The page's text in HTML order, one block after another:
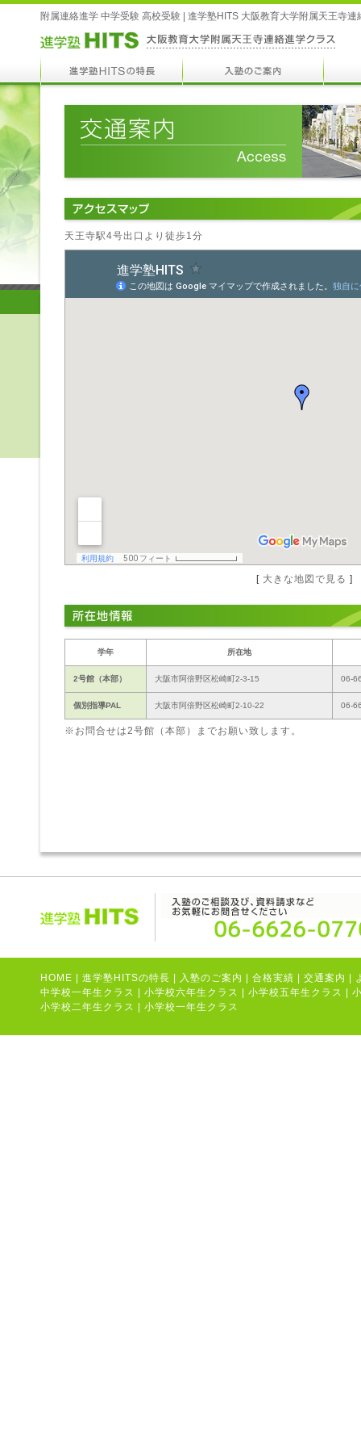
附属連絡進学 中学受験 高校受験 | 進学塾HITS 大阪教育大学附属天王寺連
天王寺駅4号出口より徒歩1分
[ 大きな地図で見る ]
学年 所在地
2号館（本部） 大阪市阿倍野区松崎町2-3-15 06-
個別指導PAL 大阪市阿倍野区松崎町2-10-22 06-
※お問合せは2号館（本部）までお願い致します。
HOME 進学塾HITSの特長 入塾のご案内 合格実績 交通案内
中学校一年生クラス
小学校六年生クラス 小学校五年生クラス
小学校二年生クラス
小学校一年生クラス